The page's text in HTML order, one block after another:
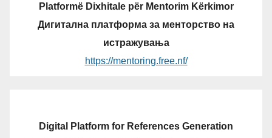
Platformë Dixhitale për Mentorim Kërkimor
Дигитална платформа за менторство на
истражувања
https://mentoring.free.nf/
Digital Platform for References Generation